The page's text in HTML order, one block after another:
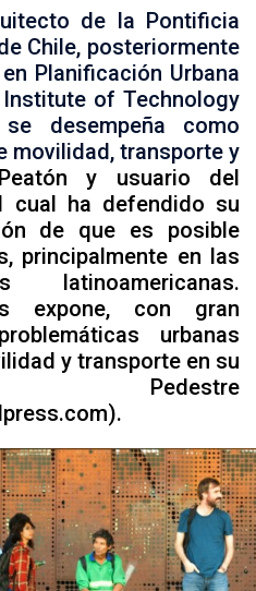
de la Pontificia
Chile, posteriormente
Planificación Urbana
of Technology
desempeña como
movilidad, transporte y
Peatón y usuario del
cual ha defendido su
de que es posible
principalmente en las
latinoamericanas.
expone, con gran
urbanas
y transporte en su